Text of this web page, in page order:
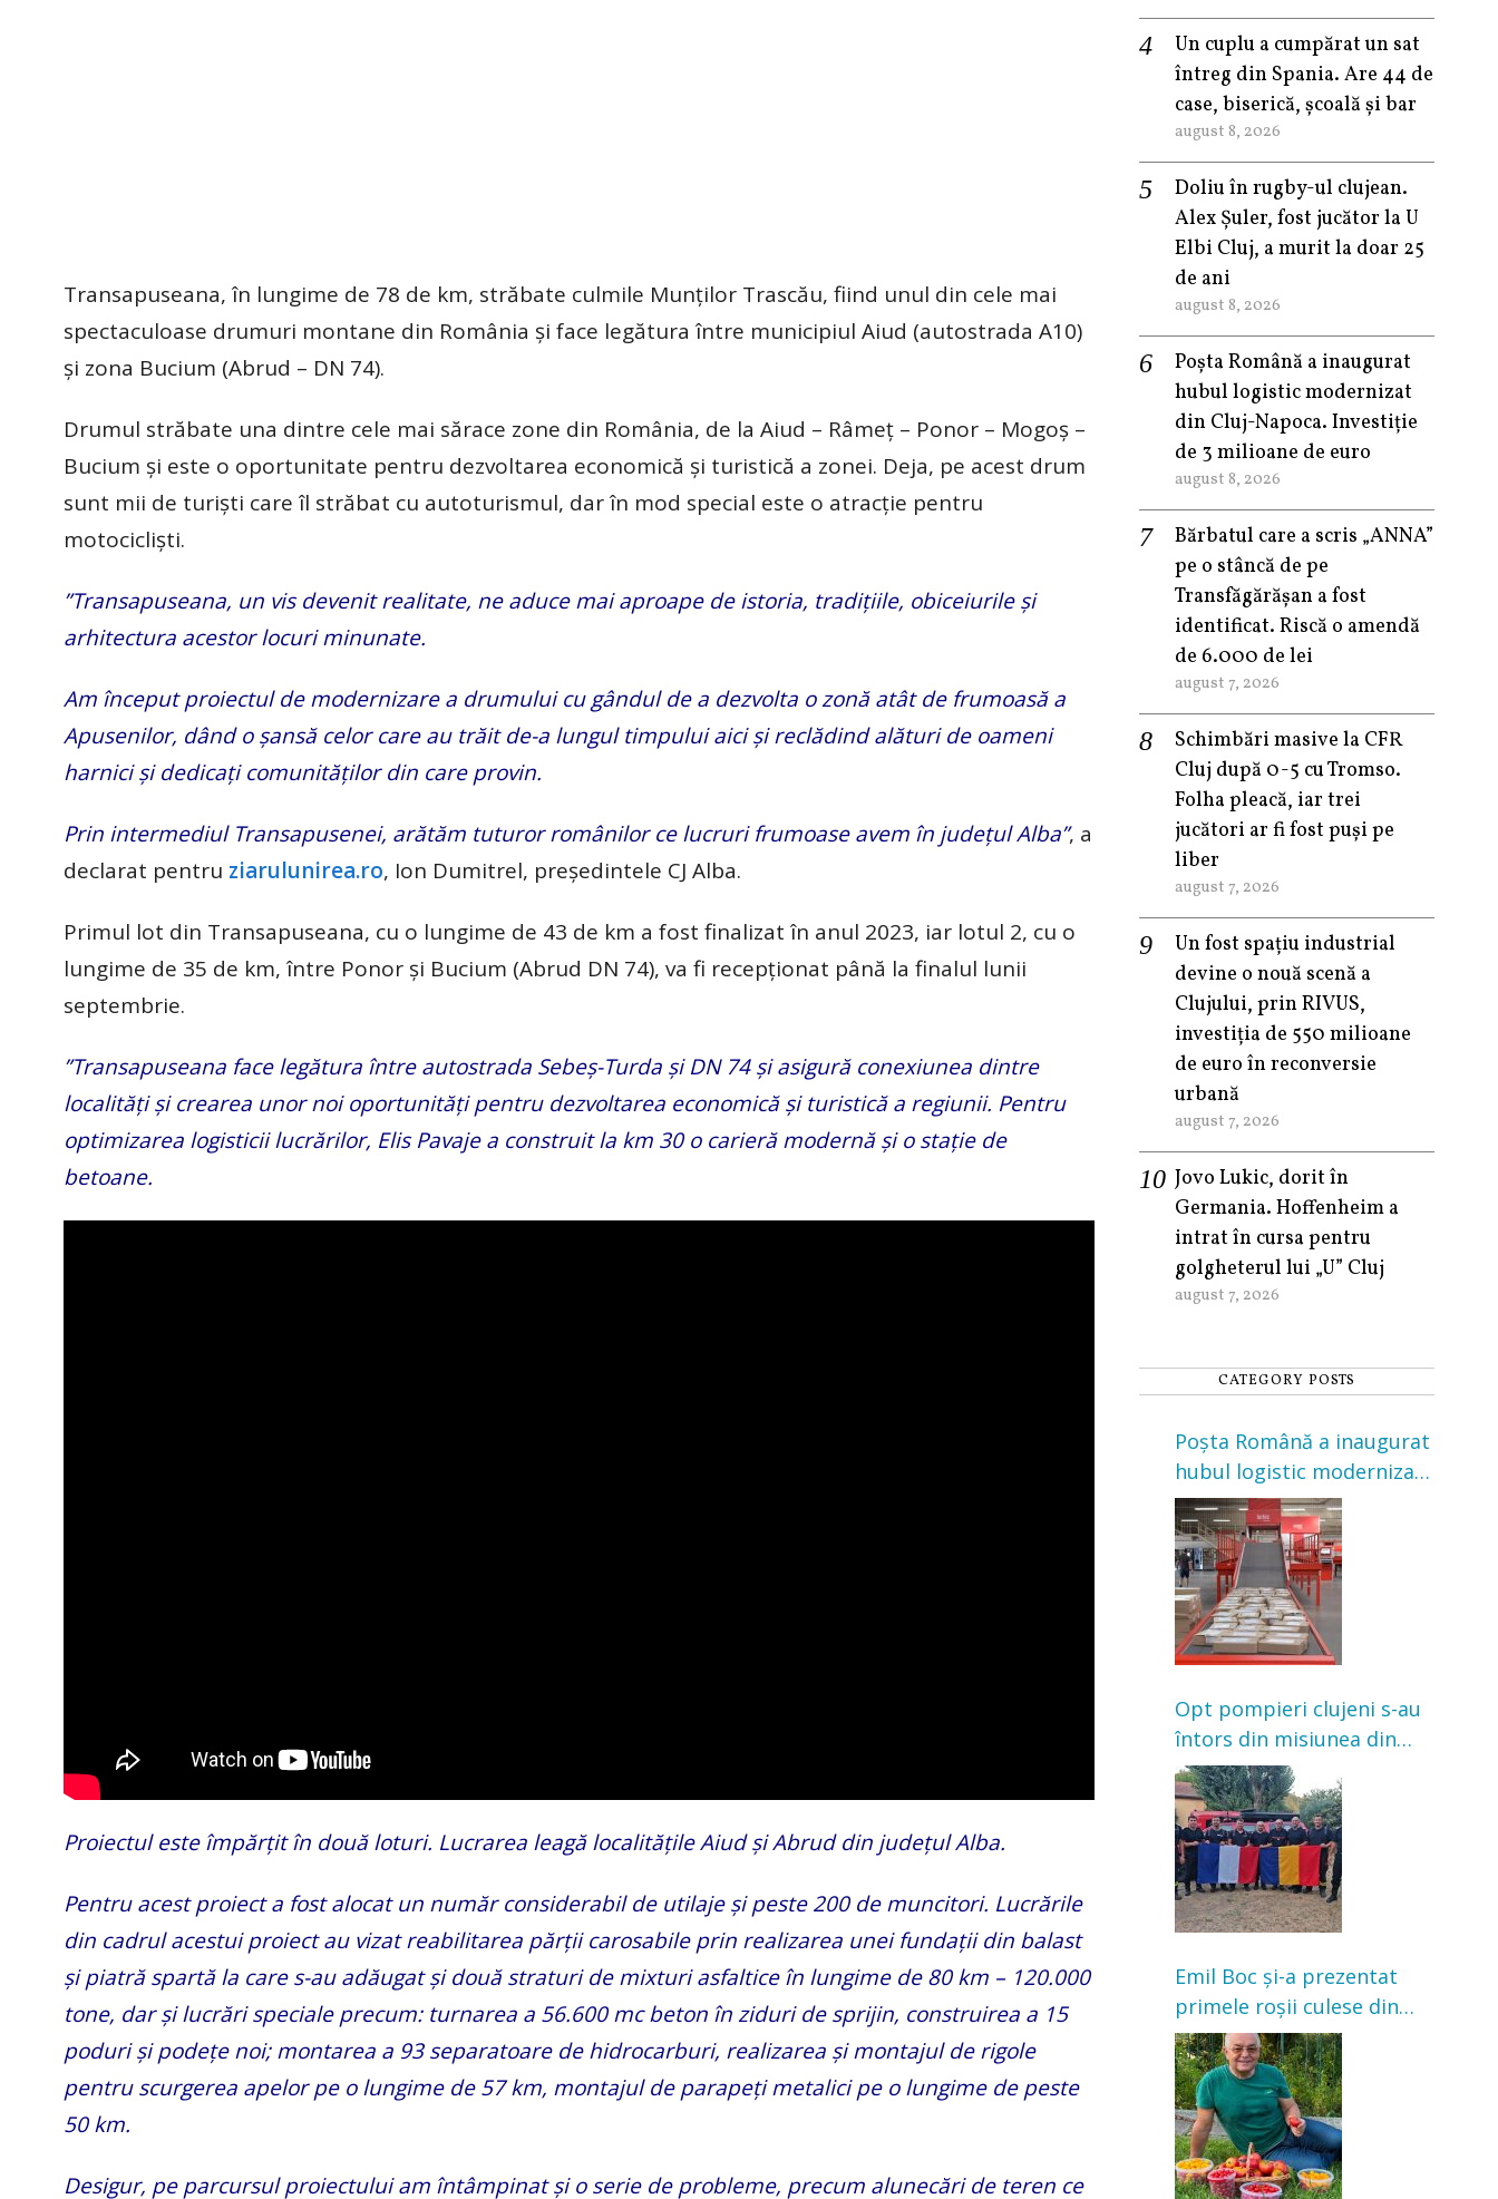
Transapuseana, în lungime de 78 de km, străbate culmile Munților Trascău, fiind unul din cele mai
spectaculoase drumuri montane din România și face legătura între municipiul Aiud (autostrada A10)
și zona Bucium (Abrud – DN 74).
Drumul străbate una dintre cele mai sărace zone din România, de la Aiud – Râmeț – Ponor – Mogoș –
Bucium și este o oportunitate pentru dezvoltarea economică și turistică a zonei. Deja, pe acest drum
sunt mii de turiști care îl străbat cu autoturismul, dar în mod special este o atracție pentru
motocicliști.
”Transapuseana, un vis devenit realitate, ne aduce mai aproape de istoria, tradițiile, obiceiurile și
arhitectura acestor locuri minunate.
Am început proiectul de modernizare a drumului cu gândul de a dezvolta o zonă atât de frumoasă a
Apusenilor, dând o șansă celor care au trăit de-a lungul timpului aici și reclădind alături de oameni
harnici și dedicați comunităților din care provin.
Prin intermediul Transapusenei, arătăm tuturor românilor ce lucruri frumoase avem în județul Alba”, a
declarat pentru ziarulunirea.ro, Ion Dumitrel, președintele CJ Alba.
Primul lot din Transapuseana, cu o lungime de 43 de km a fost finalizat în anul 2023, iar lotul 2, cu o
lungime de 35 de km, între Ponor și Bucium (Abrud DN 74), va fi recepționat până la finalul lunii
septembrie.
”Transapuseana face legătura între autostrada Sebeș-Turda și DN 74 și asigură conexiunea dintre
localități și crearea unor noi oportunități pentru dezvoltarea economică și turistică a regiunii. Pentru
optimizarea logisticii lucrărilor, Elis Pavaje a construit la km 30 o carieră modernă și o stație de
betoane.
Proiectul este împărțit în două loturi. Lucrarea leagă localitățile Aiud și Abrud din județul Alba.
Pentru acest proiect a fost alocat un număr considerabil de utilaje și peste 200 de muncitori. Lucrările
din cadrul acestui proiect au vizat reabilitarea părții carosabile prin realizarea unei fundații din balast
și piatră spartă la care s-au adăugat și două straturi de mixturi asfaltice în lungime de 80 km – 120.000
tone, dar și lucrări speciale precum: turnarea a 56.600 mc beton în ziduri de sprijin, construirea a 15
poduri și podețe noi; montarea a 93 separatoare de hidrocarburi, realizarea și montajul de rigole
pentru scurgerea apelor pe o lungime de 57 km, montajul de parapeți metalici pe o lungime de peste
50 km.
Desigur, pe parcursul proiectului am întâmpinat și o serie de probleme, precum alunecări de teren ce
Un cuplu a cumpărat un sat
întreg din Spania. Are 44 de
case, biserică, școală și bar
august 8, 2026
Doliu în rugby-ul clujean.
Alex Șuler, fost jucător la U
Elbi Cluj, a murit la doar 25
de ani
august 8, 2026
Poșta Română a inaugurat
hubul logistic modernizat
din Cluj-Napoca. Investiție
de 3 milioane de euro
august 8, 2026
Bărbatul care a scris „ANNA”
pe o stâncă de pe
Transfăgărășan a fost
identificat. Riscă o amendă
de 6.000 de lei
august 7, 2026
Schimbări masive la CFR
Cluj după 0-5 cu Tromso.
Folha pleacă, iar trei
jucători ar fi fost puși pe
liber
august 7, 2026
Un fost spațiu industrial
devine o nouă scenă a
Clujului, prin RIVUS,
investiția de 550 milioane
de euro în reconversie
urbană
august 7, 2026
Jovo Lukic, dorit în
Germania. Hoffenheim a
intrat în cursa pentru
golgheterul lui „U” Cluj
august 7, 2026
CATEGORY POSTS
Poșta Română a inaugurat
hubul logistic modernizat
din Cluj-Napoca. Investiție
de 3 milioane de euro
Opt pompieri clujeni s-au
întors din misiunea din
Franța. Au intervenit la
incendii de vegetație și
pădure
Emil Boc și-a prezentat
primele roșii culese din
grădină: „Niciun magazin
nu poate oferi această
satisfacție”